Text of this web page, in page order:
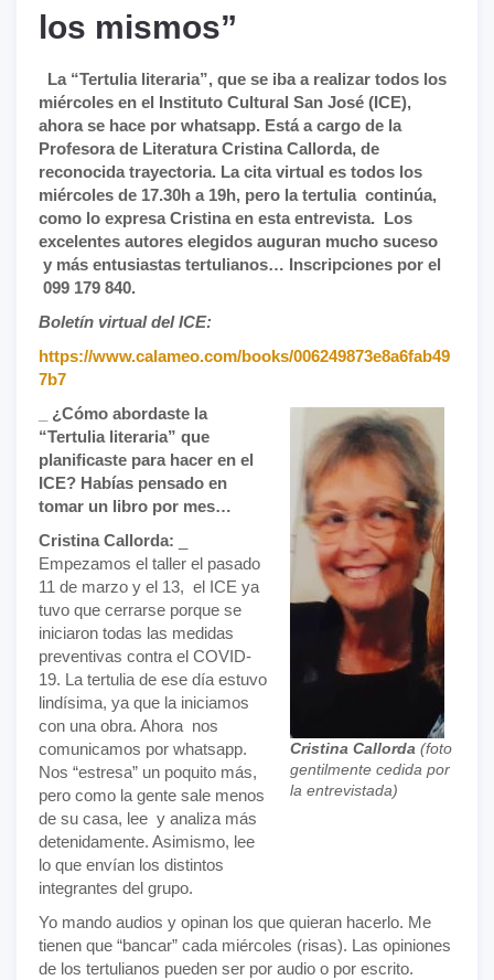
los mismos”
La “Tertulia literaria”, que se iba a realizar todos los
miércoles en el Instituto Cultural San José (ICE),
ahora se hace por whatsapp. Está a cargo de la
Profesora de Literatura Cristina Callorda, de
reconocida trayectoria. La cita virtual es todos los
miércoles de 17.30h a 19h, pero la tertulia continúa,
como lo expresa Cristina en esta entrevista. Los
excelentes autores elegidos auguran mucho suceso
y más entusiastas tertulianos… Inscripciones por el
099 179 840.
Boletín virtual del ICE:
https://www.calameo.com/books/006249873e8a6fab49
7b7
Cristina Callorda (foto
gentilmente cedida por
la entrevistada)
¿Cómo abordaste la
“Tertulia literaria” que
planificaste para hacer en el
ICE? Habías pensado en
tomar un libro por mes…
Cristina Callorda:
Empezamos el taller el pasado
11 de marzo y el 13, el ICE ya
tuvo que cerrarse porque se
iniciaron todas las medidas
preventivas contra el COVID-
19. La tertulia de ese día estuvo
lindísima, ya que la iniciamos
con una obra. Ahora nos
comunicamos por whatsapp.
Nos “estresa” un poquito más,
pero como la gente sale menos
de su casa, lee y analiza más
detenidamente. Asimismo, lee
lo que envían los distintos
integrantes del grupo.
Yo mando audios y opinan los que quieran hacerlo. Me
tienen que “bancar” cada miércoles (risas). Las opiniones
de los tertulianos pueden ser por audio o por escrito.